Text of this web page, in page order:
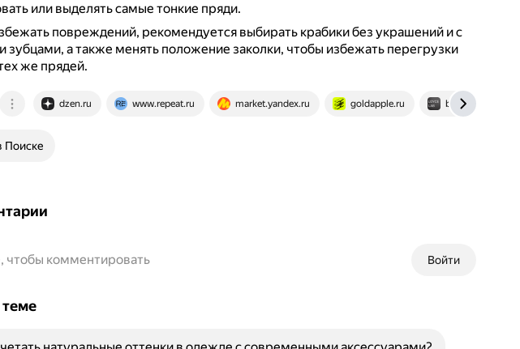
или выделять самые тонкие пряди.
повреждений, рекомендуется выбирать крабики без украшений и с
зубцами, а также менять положение заколки, чтобы избежать перегрузки
же прядей.
dzen.ru www.repeat.ru market.yandex.ru goldapple.ru blog.loycelab.com
Поиске
Войти
чтобы комментировать